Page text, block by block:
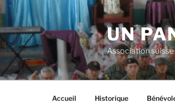
Aller
au
contenu
principal
UN
Association
Accueil Historique